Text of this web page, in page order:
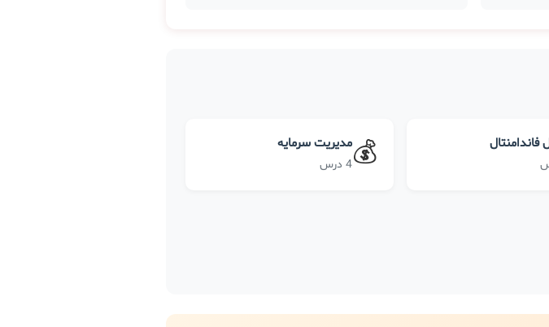
فاندامنتال 💰مدیریت سرمایه
4 درس